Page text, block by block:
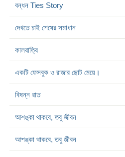
বন্ধন Ties Story
দেখতে চাই শেষের সমাধান
কালরাত্রি
একটি ফেসবুক ও রাজার ছোট মেয়ে।
বিষন্ন রাত
আশঙ্কা থাকবে, তবু জীবন
আশঙ্কা থাকবে, তবু জীবন